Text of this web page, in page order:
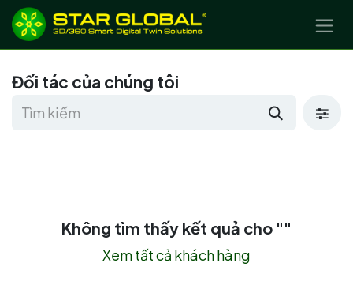
BỎ QUA ĐỂ ĐẾN NỘI DUNG
Đối tác của chúng tôi
Không tìm thấy kết quả cho ""
Xem tất cả khách hàng